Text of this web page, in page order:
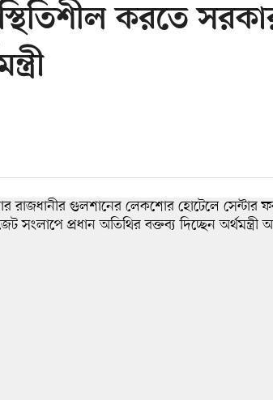
স্থিতিশীল করতে